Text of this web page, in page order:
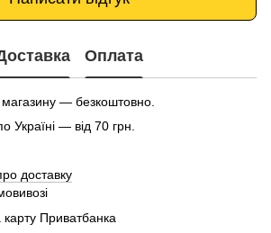
Оплата
— безкоштовно.
— від 70 грн.
доставку
Приватбанка